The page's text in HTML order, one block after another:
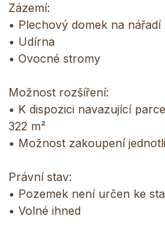
Zázemí:
• Plechový domek na nářadí
• Udírna
• Ovocné stromy
Možnost rozšíření:
• K dispozici navazující
322 m²
• Možnost zakoupení
Právní stav:
• Pozemek není určen ke
• Volné ihned